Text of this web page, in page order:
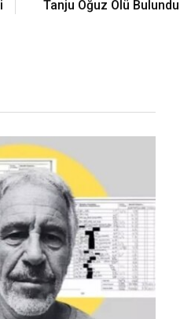
Tanju Oğuz Ölü Bulundu